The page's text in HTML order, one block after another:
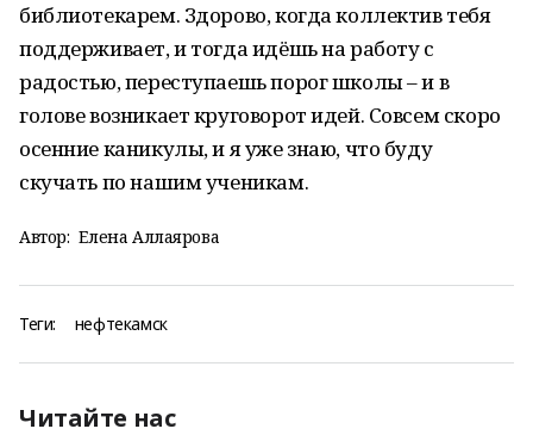
библиотекарем. Здорово, когда коллектив тебя
поддерживает, и тогда идёшь на работу с
радостью, переступаешь порог школы – и в
голове возникает круговорот идей. Совсем скоро
осенние каникулы, и я уже знаю, что буду
скучать по нашим ученикам.
Автор: Елена Аллаярова
Теги: нефтекамск
Читайте нас